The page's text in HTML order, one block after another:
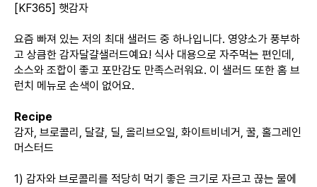
[KF365] 햇감자
요즘 빠져 있는 저의 최대 샐러드 중 하나입니다. 영양소가 풍부하
고 상큼한 감자달걀샐러드예요! 식사 대용으로 자주먹는 편인데,
소스와 조합이 좋고 포만감도 만족스러워요. 이 샐러드 또한 홈 브
런치 메뉴로 손색이 없어요.
Recipe
감자, 브로콜리, 달걀, 딜, 올리브오일, 화이트비네거, 꿀, 홀그레인
머스터드
1) 감자와 브로콜리를 적당히 먹기 좋은 크기로 자르고 끊는 물에